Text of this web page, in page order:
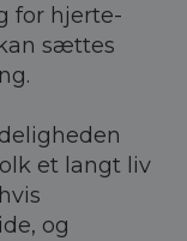
for hjerte-
sættes
et langt liv
og